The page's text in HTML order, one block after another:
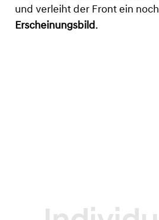
und verleiht der Front ein noch
Erscheinungsbild .